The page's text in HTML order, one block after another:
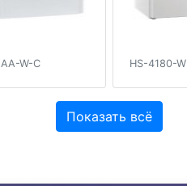
W-C HS-4180-W
Показать всё